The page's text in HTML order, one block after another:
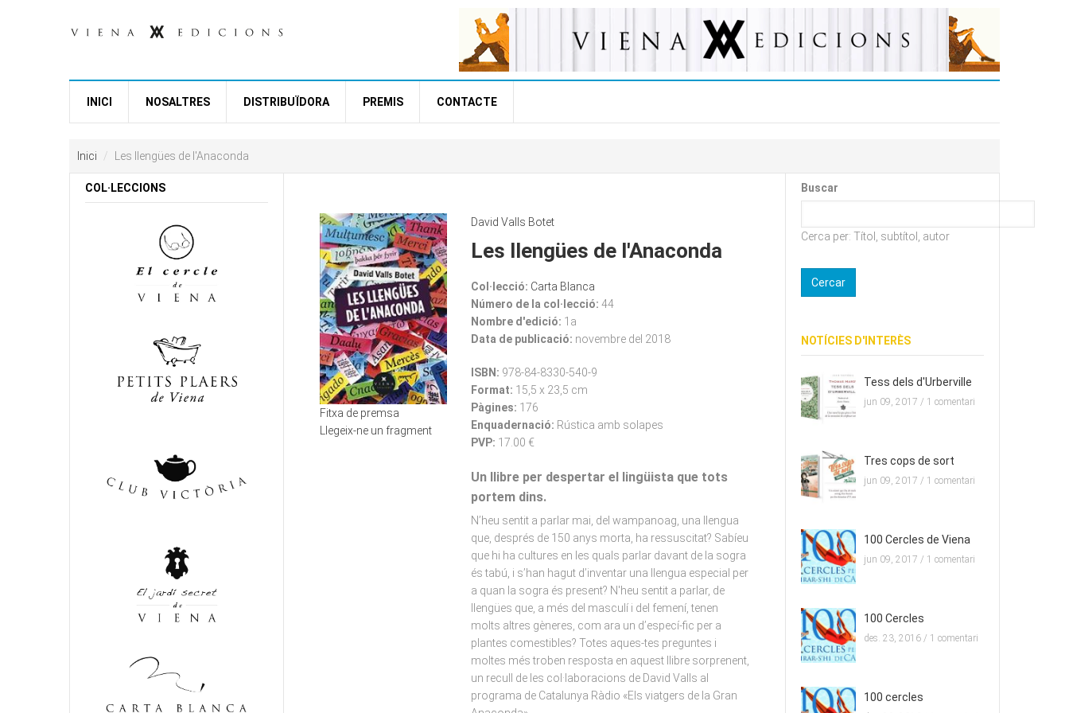
INICI NOSALTRES DISTRIBUÏDORA PREMIS CONTACTE
Inici Les llengües de l'Anaconda
Fitxa de premsa
Llegeix-ne un fragment
David Valls Botet
Les llengües de l'Anaconda
Col·lecció: Carta Blanca
Número de la col·lecció: 44
Nombre d'edició: 1a
Data de publicació: novembre del 2018
ISBN: 978-84-8330-540-9
Format: 15,5 x 23,5 cm
Pàgines: 176
Enquadernació: Rústica amb solapes
PVP: 17.00 €
Un llibre per despertar el lingüista que tots
portem dins.
N’heu sentit a parlar mai, del wampanoag, una llengua
que, després de 150 anys morta, ha ressuscitat? Sabíeu
que hi ha cultures en les quals parlar davant de la sogra
és tabú, i s’han hagut d’inventar una llengua especial per
a quan la sogra és present? N'heu sentit a parlar, de
llengües que, a més del masculí i del femení, tenen
molts altres gèneres, com ara un d’especí-fic per a
plantes comestibles? Totes aques-tes preguntes i
moltes més troben resposta en aquest llibre sorprenent,
un recull de les col·laboracions de David Valls al
programa de Catalunya Ràdio «Els viatgers de la Gran
COL·LECCIONS Buscar
Cerca per: Títol, subtítol, autor
NOTÍCIES D'INTERÈS
Tess dels d'Urberville
jun 09, 2017 / 1 comentari
Tres cops de sort
jun 09, 2017 / 1 comentari
100 Cercles de Viena
jun 09, 2017 / 1 comentari
100 Cercles
des. 23, 2016 / 1 comentari
100 cercles